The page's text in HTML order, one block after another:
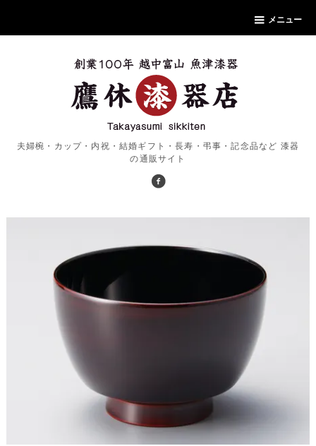
メニュー
夫婦椀・カップ・内祝・結婚ギフト・長寿・弔事・記念品など 漆器
の通販サイト